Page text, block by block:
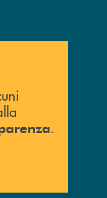
? Vai alla pagina della
.